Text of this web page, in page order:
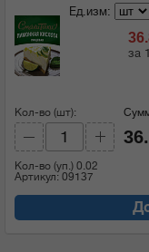
Ед.изм:
за
Кол-во (шт):
Кол-во (уп.) 0.02
Артикул: 09137